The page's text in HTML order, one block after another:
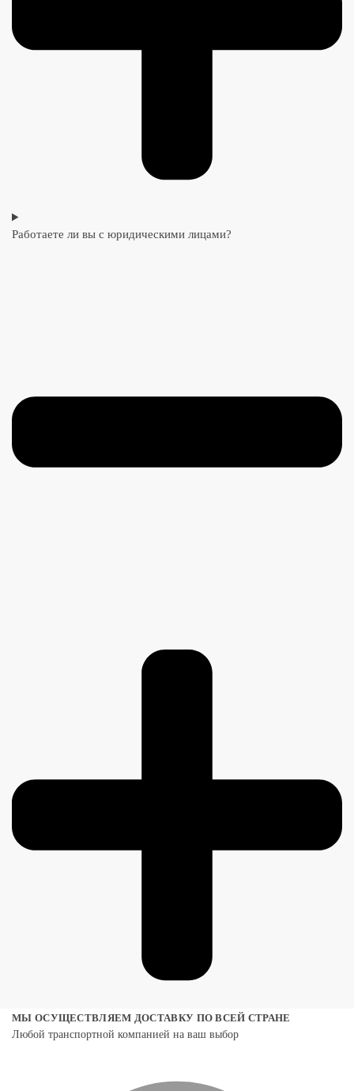
Работаете ли вы с юридическими лицами?
МЫ ОСУЩЕСТВЛЯЕМ ДОСТАВКУ ПО ВСЕЙ СТРАНЕ
Любой транспортной компанией на ваш выбор